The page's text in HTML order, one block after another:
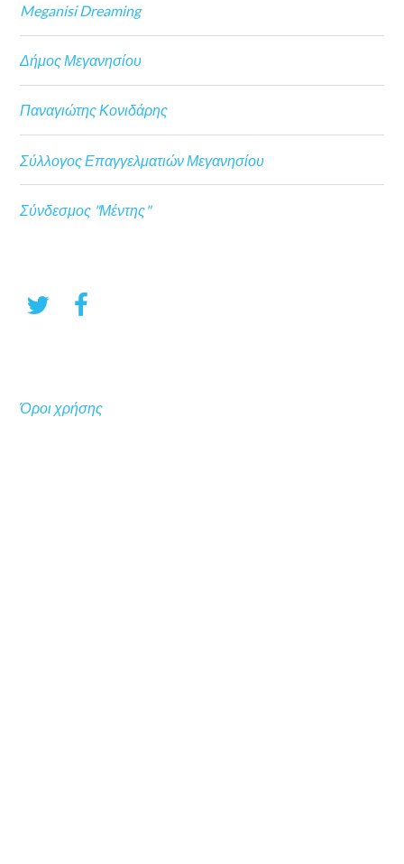
Meganisi Dreaming
Δήμος Μεγανησίου
Παναγιώτης Κονιδάρης
Σύλλογος Επαγγελματιών Μεγανησίου
Σύνδεσμος "Μέντης"
Όροι χρήσης